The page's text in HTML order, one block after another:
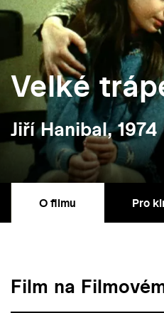
Velké
Jiří Hanibal, 1974
O filmu Pro
Film na